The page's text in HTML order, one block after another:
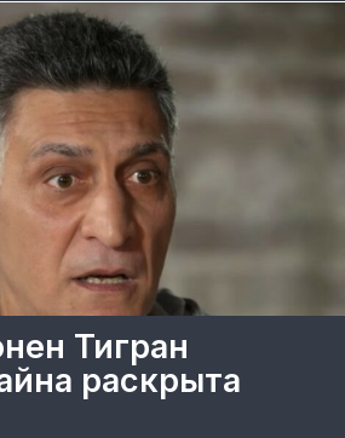
Тигран
раскрыта